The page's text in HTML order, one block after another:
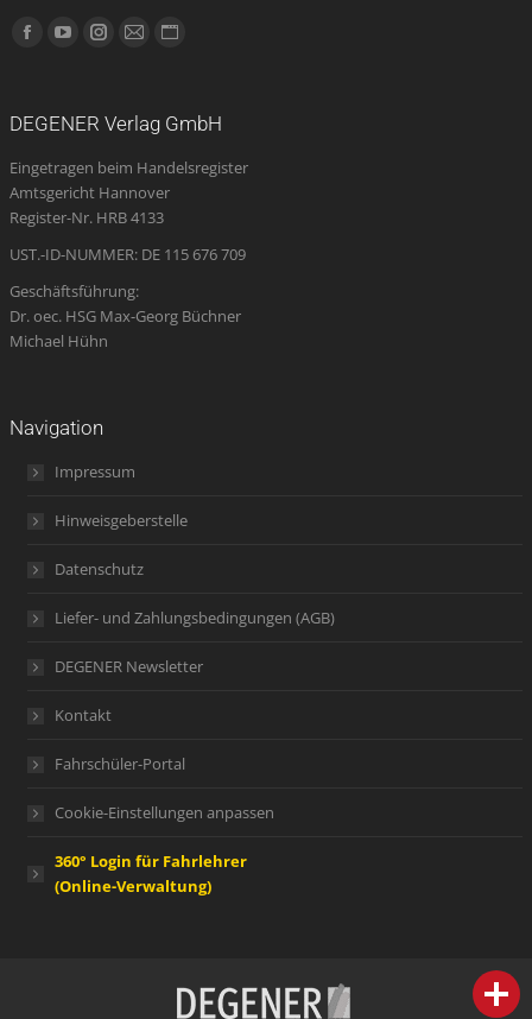
Finden Sie uns auf:
Facebook
new
window
YouTube
new
window
Instagram
new
window
E-
opens
in
new
Website
new
DEGENER Verlag GmbH
Eingetragen beim Handelsregister
Amtsgericht Hannover
Register-Nr. HRB 4133
UST.-ID-NUMMER: DE 115 676 709
Geschäftsführung:
Dr. oec. HSG Max-Georg Büchner
Michael Hühn
Navigation
Impressum
Hinweisgeberstelle
Datenschutz
Liefer- und Zahlungsbedingungen (AGB)
DEGENER Newsletter
Kontakt
Fahrschüler-Portal
Cookie-Einstellungen anpassen
360° Login für Fahrlehrer
(Online-Verwaltung)
person IHR FACHBERATER